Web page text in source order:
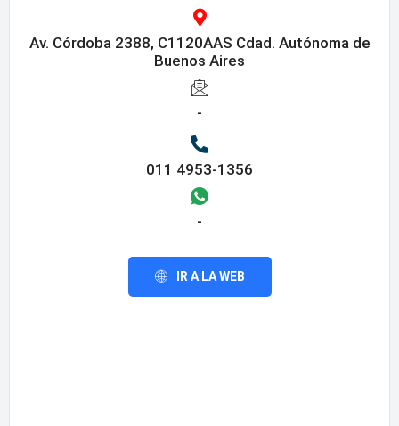
Av. Córdoba 2388, C1120AAS Cdad. Autónoma de
Buenos Aires
-
011 4953-1356
-
IR A LA WEB